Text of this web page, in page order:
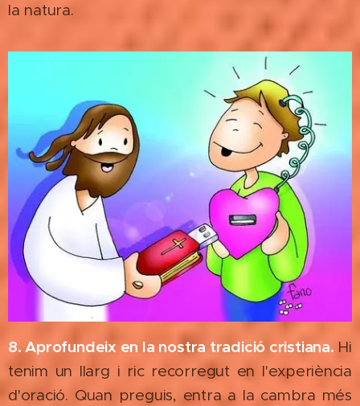
la natura.
8. Aprofundeix en la nostra tradició cristiana. Hi
tenim un llarg i ric recorregut en l'experiència
d'oració. Quan preguis, entra a la cambra més